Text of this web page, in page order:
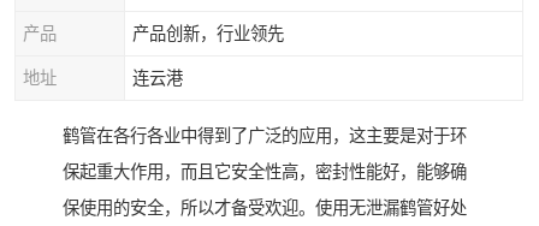
产品 产品创新，行业领先
地址 连云港
鹤管在各行各业中得到了广泛的应用，这主要是对于环
保起重大作用，而且它安全性高，密封性能好，能够确
保使用的安全，所以才备受欢迎。使用无泄漏鹤管好处